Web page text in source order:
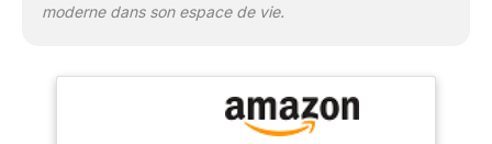
moderne dans son espace de vie.